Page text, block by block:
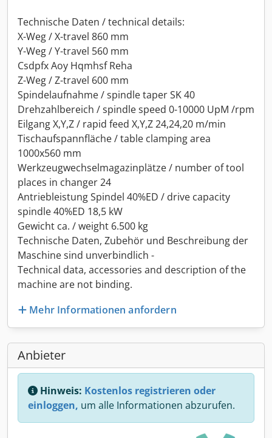
Technische Daten / technical details:
X-Weg / X-travel 860 mm
Y-Weg / Y-travel 560 mm
Csdpfx Aoy Hqmhsf Reha
Z-Weg / Z-travel 600 mm
Spindelaufnahme / spindle taper SK 40
Drehzahlbereich / spindle speed 0-10000 UpM /rpm
Eilgang X,Y,Z / rapid feed X,Y,Z 24,24,20 m/min
Tischaufspannfläche / table clamping area
1000x560 mm
Werkzeugwechselmagazinplätze / number of tool
places in changer 24
Antriebleistung Spindel 40%ED / drive capacity
spindle 40%ED 18,5 kW
Gewicht ca. / weight 6.500 kg
Technische Daten, Zubehör und Beschreibung der
Maschine sind unverbindlich -
Technical data, accessories and description of the
machine are not binding.
Mehr Informationen anfordern
Anbieter
Hinweis: Kostenlos registrieren oder
einloggen, um alle Informationen abzurufen.